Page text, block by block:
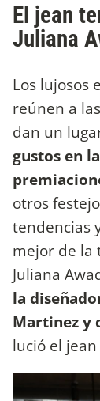
El jean
Juliana
Los lujosos
reúnen a
dan un
gustos en
otros
tendencias
mejor de la
Juliana
la
Martinez y
lució el